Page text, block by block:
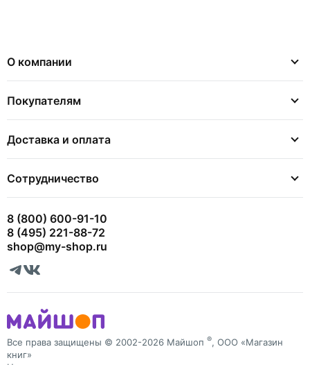
О компании
Покупателям
Доставка и оплата
Сотрудничество
8 (800) 600-91-10
8 (495) 221-88-72
shop@my-shop.ru
Все права защищены © 2002-2026 Майшоп ®, ООО «Магазин
книг»